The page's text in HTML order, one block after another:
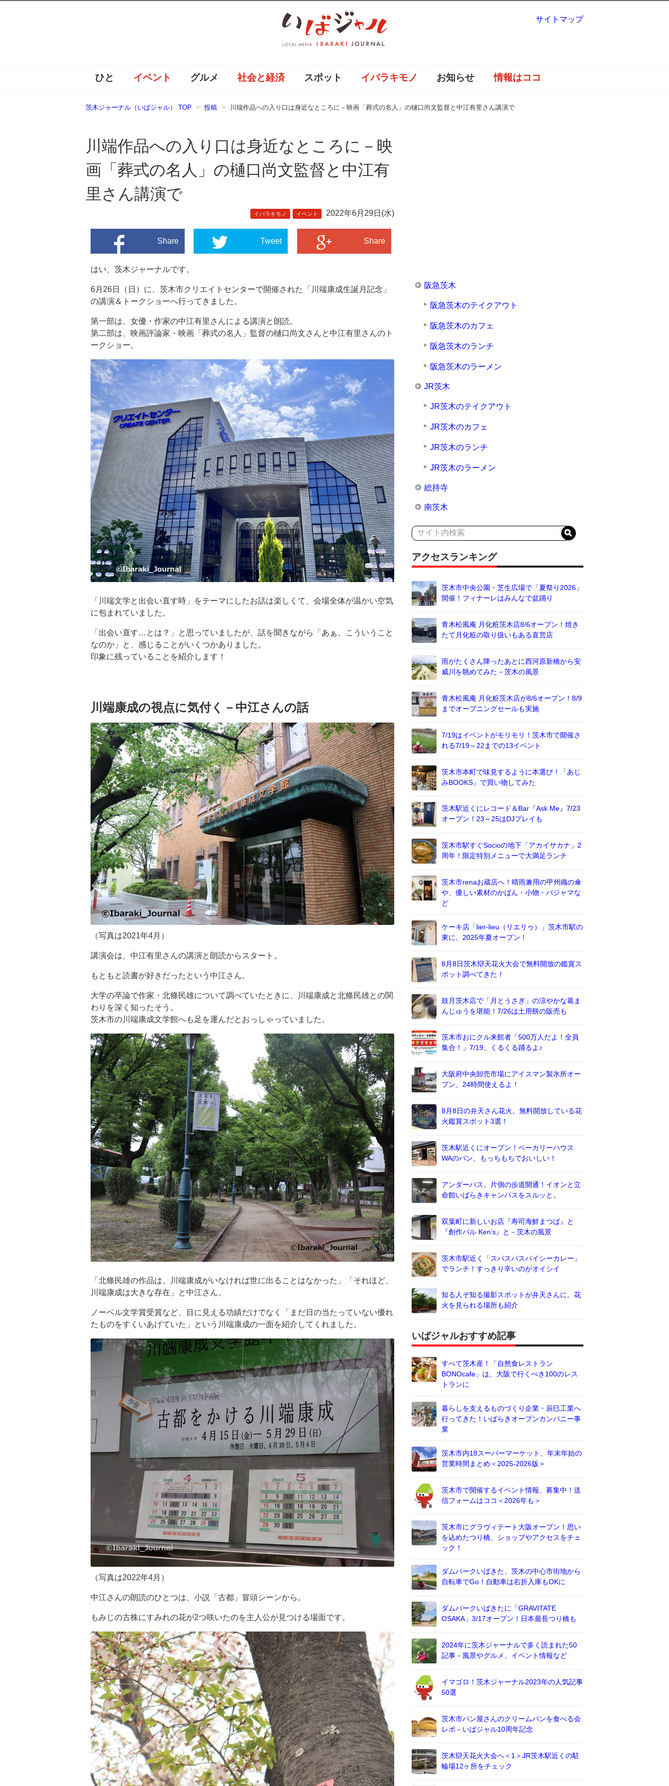
ひと イベント グルメ 社会と経済 スポット イバラキモノ お知らせ 情報はココ
茨木ジャーナル（いばジャル） TOP 投稿 川端作品への入り口は身近なところに－映画「葬式の名人」の樋口尚文監督と中江有里さん講演で
川端作品への入り口は身近なところに－映
画「葬式の名人」の樋口尚文監督と中江有
里さん講演で
イバラキモノ イベント 2022年6月29日(水)
Share Tweet Share
はい、茨木ジャーナルです。
6月26日（日）に、茨木市クリエイトセンターで開催された「川端康成生誕月記念」
の講演＆トークショーへ行ってきました。
第一部は、女優・作家の中江有里さんによる講演と朗読。
第二部は、映画評論家・映画「葬式の名人」監督の樋口尚文さんと中江有里さんのト
ークショー。
「川端文学と出会い直す時」をテーマにしたお話は楽しくて、会場全体が温かい空気
に包まれていました。
「出会い直す…とは？」と思っていましたが、話を聞きながら「あぁ、こういうこと
なのか」と、感じることがいくつかありました。
印象に残っていることを紹介します！
川端康成の視点に気付く－中江さんの話
（写真は2021年4月）
講演会は、中江有里さんの講演と朗読からスタート。
もともと読書が好きだったという中江さん。
大学の卒論で作家・北條民雄について調べていたときに、川端康成と北條民雄との関
わりを深く知ったそう。
茨木市の川端康成文学館へも足を運んだとおっしゃっていました。
「北條民雄の作品は、川端康成がいなければ世に出ることはなかった」「それほど、
川端康成は大きな存在」と中江さん。
ノーベル文学賞受賞など、目に見える功績だけでなく「まだ日の当たっていない優れ
たものをすくいあげていた」という川端康成の一面を紹介してくれました。
（写真は2022年4月）
中江さんの朗読のひとつは、小説「古都」冒頭シーンから。
もみじの古株にすみれの花が2つ咲いたのを主人公が見つける場面です。
阪急茨木
阪急茨木のテイクアウト
阪急茨木のカフェ
阪急茨木のランチ
阪急茨木のラーメン
JR茨木
JR茨木のテイクアウト
JR茨木のカフェ
JR茨木のランチ
JR茨木のラーメン
総持寺
南茨木
アクセスランキング
茨木市中央公園・芝生広場で「夏祭り2026」
開催！フィナーレはみんなで盆踊り
青木松風庵 月化粧茨木店8/6オープン！焼き
たて月化粧の取り扱いもある直営店
雨がたくさん降ったあとに西河原新橋から安
威川を眺めてみた－茨木の風景
青木松風庵 月化粧茨木店が8/6オープン！8/9
までオープニングセールも実施
7/19はイベントがモリモリ！茨木市で開催さ
れる7/19～22までの13イベント
茨木市本町で味見するように本選び！「あじ
みBOOKS」で買い物してみた
茨木駅近くにレコード＆Bar『Ask Me』7/23
オープン！23～25はDJプレイも
茨木市駅すぐSocioの地下「アカイサカナ」2
周年！限定特別メニューで大満足ランチ
茨木市renaお蔵店へ！晴雨兼用の甲州織の傘
や、優しい素材のかばん・小物・パジャマな
ど
ケーキ店「lier-lieu（リエリゥ）」茨木市駅の
東に、2025年夏オープン！
8月8日茨木辯天花火大会で無料開放の鑑賞ス
ポット調べてきた！
鼓月茨木店で「月とうさぎ」の涼やかな葛ま
んじゅうを堪能！7/26は土用餅の販売も
茨木市おにクル来館者「500万人だよ！全員
集合！」7/19、くるくる踊るよ♪
大阪府中央卸売市場にアイスマン製氷所オー
プン、24時間使えるよ！
8月8日の弁天さん花火。無料開放している花
火鑑賞スポット3選！
茨木駅近くにオープン！ベーカリーハウス
WAのパン、もっちもちでおいしい！
アンダーパス、片側の歩道開通！イオンと立
命館いばらきキャンパスをスルッと。
双葉町に新しいお店『寿司海鮮まつば』と
『創作バル Ken’s』と－茨木の風景
茨木市駅近く「スパスパスパイシーカレー」
でランチ！すっきり辛いのがオイシイ
知る人ぞ知る撮影スポットが弁天さんに。花
火を見られる場所も紹介
いばジャルおすすめ記事
すべて茨木産！「自然食レストラン
BONOcafe」は、大阪で行くべき100のレス
トランに
暮らしを支えるものづくり企業・辰巳工業へ
行ってきた！いばらきオープンカンパニー事
業
茨木市内18スーパーマーケット、年末年始の
営業時間まとめ＜2025-2026版＞
茨木市で開催するイベント情報、募集中！送
信フォームはココ＜2026年も＞
茨木市にグラヴィテート大阪オープン！思い
を込めたつり橋、ショップやアクセスをチェ
ック！
ダムパークいばきた、茨木の中心市街地から
自転車でGo！自動車は右折入庫もOKに
ダムパークいばきたに「GRAVITATE
OSAKA」3/17オープン！日本最長つり橋も
2024年に茨木ジャーナルで多く読まれた50
記事－風景やグルメ、イベント情報など
イマゴロ！茨木ジャーナル2023年の人気記事
50選
茨木市パン屋さんのクリームパンを食べる会
レポ－いばジャル10周年記念
茨木辯天花火大会へ＜1＞JR茨木駅近くの駐
輪場12ヶ所をチェック
サイトマップ